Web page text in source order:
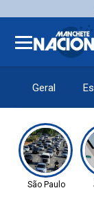
Geral
São Paulo